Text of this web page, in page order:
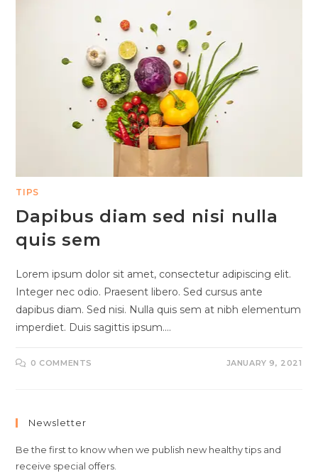
TIPS
Dapibus diam sed nisi nulla
quis sem
Lorem ipsum dolor sit amet, consectetur adipiscing elit.
Integer nec odio. Praesent libero. Sed cursus ante
dapibus diam. Sed nisi. Nulla quis sem at nibh elementum
imperdiet. Duis sagittis ipsum.…
0 COMMENTS JANUARY 9, 2021
Newsletter
Be the first to know when we publish new healthy tips and
receive special offers.